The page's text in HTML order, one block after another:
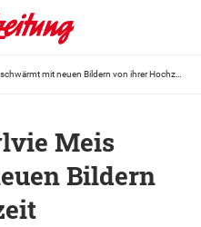
Meis
Bildern